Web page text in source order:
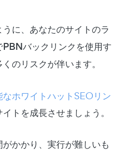
に、 あなたのサイトのラ
バックリンクを使用す
のリスクが伴います。
ホワイトハットSEOリン
トを成長させましょう。
かかり、実行が難しいも